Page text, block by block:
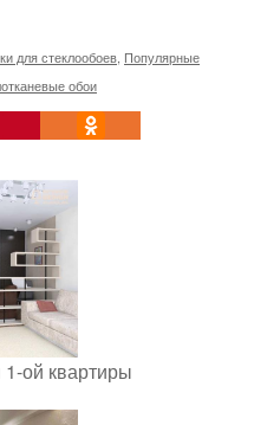
для стеклообоев Популярные
обои
ой квартиры